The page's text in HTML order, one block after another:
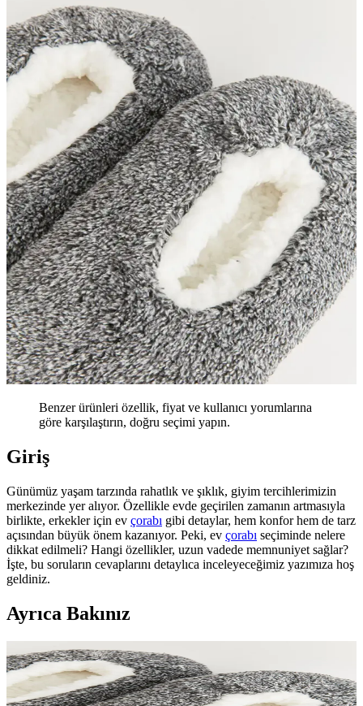
Benzer ürünleri özellik, fiyat ve kullanıcı yorumlarına
göre karşılaştırın, doğru seçimi yapın.
Giriş
Günümüz yaşam tarzında rahatlık ve şıklık, giyim tercihlerimizin
merkezinde yer alıyor. Özellikle evde geçirilen zamanın artmasıyla
birlikte, erkekler için ev çorabı gibi detaylar, hem konfor hem de tarz
açısından büyük önem kazanıyor. Peki, ev çorabı seçiminde nelere
dikkat edilmeli? Hangi özellikler, uzun vadede memnuniyet sağlar?
İşte, bu soruların cevaplarını detaylıca inceleyeceğimiz yazımıza hoş
geldiniz.
Ayrıca Bakınız
Erkekler İçin Ev Çorabı Seçimi: Konfor, Sağlık ve
Şıklık İçin İpuçları